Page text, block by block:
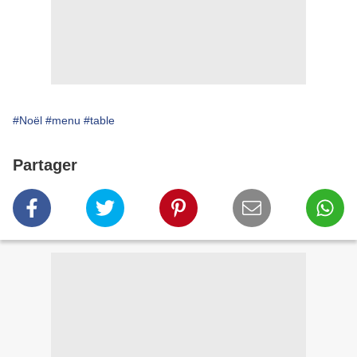
#Noël #menu #table
Partager